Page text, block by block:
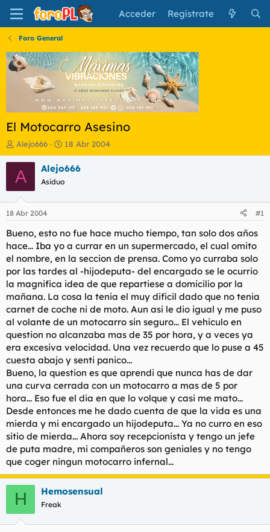
Acceder Regístrate
Foro General
El Motocarro Asesino
I
n
i
c
a
d
o
r
e
l
t
e
m
a
Alejo666
F
e
c
a
i
n
i
o
18 Abr 2004
A Alejo666
Asiduo
18 Abr 2004 #1
Bueno, esto no fue hace mucho tiempo, tan solo dos años
hace... Iba yo a currar en un supermercado, el cual omito
el nombre, en la seccion de prensa. Como yo curraba solo
por las tardes al -hijodeputa- del encargado se le ocurrio
la magnifica idea de que repartiese a domicilio por la
mañana. La cosa la tenia el muy dificil dado que no tenia
carnet de coche ni de moto. Aun asi le dio igual y me puso
al volante de un motocarro sin seguro... El vehiculo en
question no alcanzaba mas de 35 por hora, y a veces ya
era excesiva velocidad. Una vez recuerdo que lo puse a 45
cuesta abajo y senti panico...
Bueno, la question es que aprendi que nunca has de dar
una curva cerrada con un motocarro a mas de 5 por
hora... Eso fue el dia en que lo volque y casi me mato...
Desde entonces me he dado cuenta de que la vida es una
mierda y mi encargado un hijodeputa... Ya no curro en eso
sitio de mierda... Ahora soy recepcionista y tengo un jefe
de puta madre, mi compañeros son geniales y no tengo
que coger ningun motocarro infernal...
H Hemosensual
Freak